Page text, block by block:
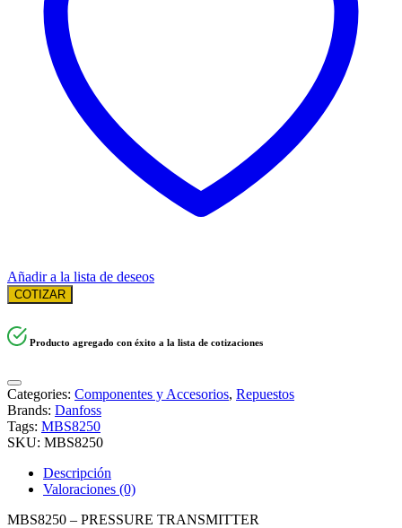
Añadir a la lista de deseos
COTIZAR
Producto agregado con éxito a la lista de cotizaciones
Categories: Componentes y Accesorios, Repuestos
Brands: Danfoss
Tags: MBS8250
SKU: MBS8250
Descripción
Valoraciones (0)
MBS8250 – PRESSURE TRANSMITTER